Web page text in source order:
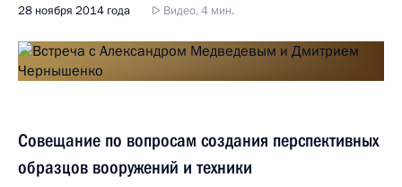
28 ноября 2014 года Видео, 4 мин.
Совещание по вопросам создания перспективных
образцов вооружений и техники